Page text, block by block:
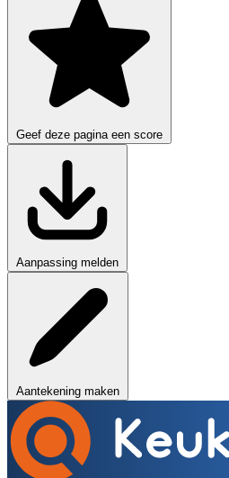
Geef deze pagina een score
Aanpassing melden
Aantekening maken